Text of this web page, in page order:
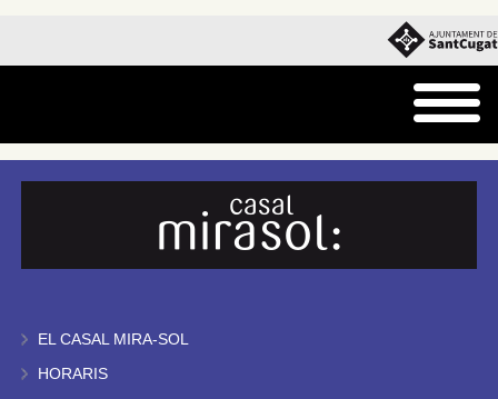
EL CASAL MIRA-SOL
HORARIS